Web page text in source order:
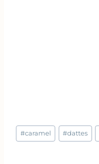
Étiquettes
de
#caramel #dattes